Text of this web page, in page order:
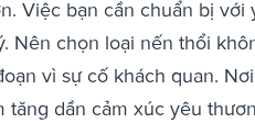
Việc bạn cần chuẩn bị với
Nên chọn loại nến thổi
vì sự cố khách quan.
tăng dần cảm xúc yêu